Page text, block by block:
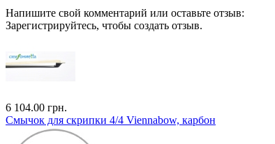
Напишите свой комментарий или оставьте отзыв:
Зарегистрируйтесь, чтобы создать отзыв.
6 104.00 грн.
Смычок для скрипки 4/4 Viennabow, карбон